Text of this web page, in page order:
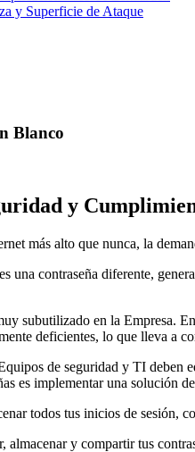
y Superficie de Ataque
Blanco
y
más alto que nunca, la
contraseña diferente,
subutilizado en la Empresa.
deficientes, lo que lleva a
de seguridad y TI deben
es implementar una solución
todos tus inicios de sesión,
y compartir tus